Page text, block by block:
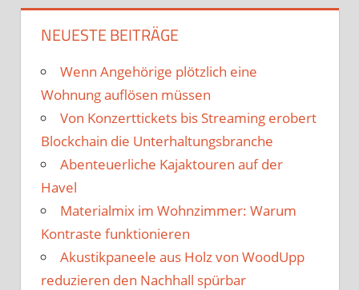
NEUESTE BEITRÄGE
Wenn Angehörige plötzlich eine
Wohnung auflösen müssen
Von Konzerttickets bis Streaming erobert
Blockchain die Unterhaltungsbranche
Abenteuerliche Kajaktouren auf der
Havel
Materialmix im Wohnzimmer: Warum
Kontraste funktionieren
Akustikpaneele aus Holz von WoodUpp
reduzieren den Nachhall spürbar